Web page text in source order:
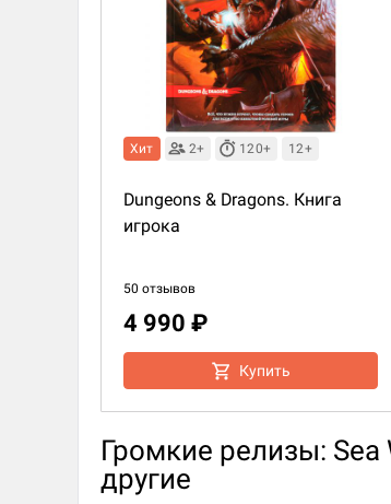
Хит 2+ 120+ 12+
Dungeons & Dragons. Книга
игрока
50 отзывов
4 990 ₽
Купить
Громкие релизы: Sea
другие